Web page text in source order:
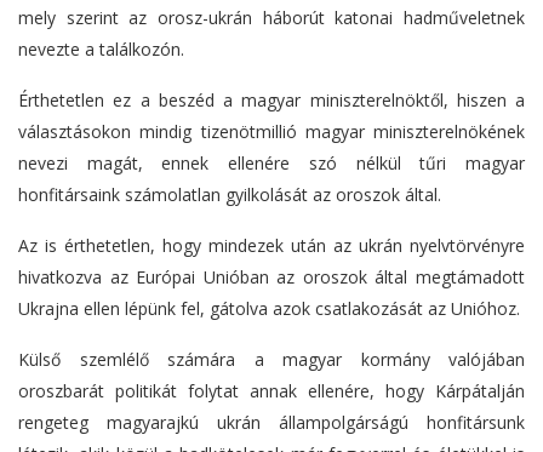
mely szerint az orosz-ukrán háborút katonai hadműveletnek
nevezte a találkozón.
Érthetetlen ez a beszéd a magyar miniszterelnöktől, hiszen a
választásokon mindig tizenötmillió magyar miniszterelnökének
nevezi magát, ennek ellenére szó nélkül tűri magyar
honfitársaink számolatlan gyilkolását az oroszok által.
Az is érthetetlen, hogy mindezek után az ukrán nyelvtörvényre
hivatkozva az Európai Unióban az oroszok által megtámadott
Ukrajna ellen lépünk fel, gátolva azok csatlakozását az Unióhoz.
Külső szemlélő számára a magyar kormány valójában
oroszbarát politikát folytat annak ellenére, hogy Kárpátalján
rengeteg magyarajkú ukrán állampolgárságú honfitársunk